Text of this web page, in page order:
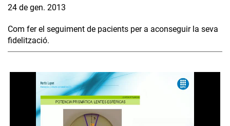
24 de gen. 2013
Com fer el seguiment de pacients per a aconseguir la seva
fidelització.